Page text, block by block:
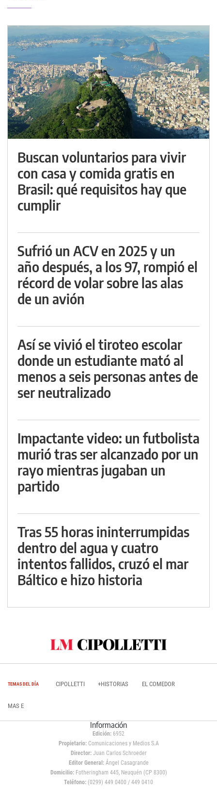
Buscan voluntarios para vivir
con casa y comida gratis en
Brasil: qué requisitos hay que
cumplir
Sufrió un ACV en 2025 y un
año después, a los 97, rompió el
récord de volar sobre las alas
de un avión
Así se vivió el tiroteo escolar
donde un estudiante mató al
menos a seis personas antes de
ser neutralizado
Impactante video: un futbolista
murió tras ser alcanzado por un
rayo mientras jugaban un
partido
Tras 55 horas ininterrumpidas
dentro del agua y cuatro
intentos fallidos, cruzó el mar
Báltico e hizo historia
TEMAS DEL DÍA CIPOLLETTI +HISTORIAS EL COMEDOR
MAS E
Información
Edición: 6952
Propietario:Comunicaciones y Medios S.A
Director: Juan Carlos Schroeder
Editor General:Ángel Casagrande
Domicilio:Fotheringham 445, Neuquén (CP 8300)
Teléfono: (0299) 449 0400 / 449 0410